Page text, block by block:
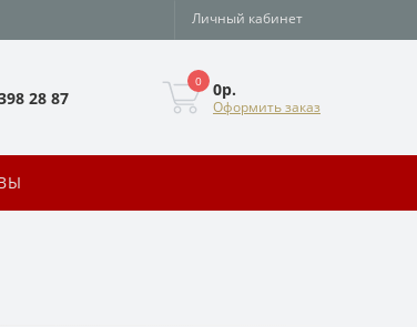
Личный кабинет
28 87
0 0р.
Оформить заказ